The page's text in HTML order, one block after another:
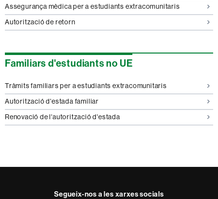
Assegurança mèdica per a estudiants extracomunitaris
Autorització de retorn
Familiars d'estudiants no UE
Tràmits familiars per a estudiants extracomunitaris
Autorització d'estada familiar
Renovació de l'autorització d'estada
Segueix-nos a les xarxes socials